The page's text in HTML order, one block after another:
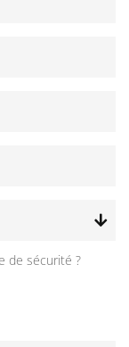
de sécurité ?